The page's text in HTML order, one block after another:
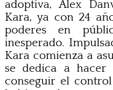
adoptiva, Alex
Kara, ya con 24
poderes en
inesperado.
Kara comienza a
se dedica a hacer
conseguir el